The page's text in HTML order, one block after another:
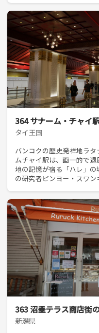
364 サナーム・チャイ
タイ王国
バンコクの歴史発祥地ラ
ムチャイ駅は、画一的で
地の記憶が宿る「ハレ」
の研究者ピンヨー・スワン
363 沼垂テラス商店街
新潟県